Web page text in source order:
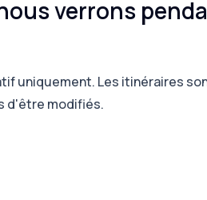
verrons
uniquement. Les itinéraires
d'être modifiés.